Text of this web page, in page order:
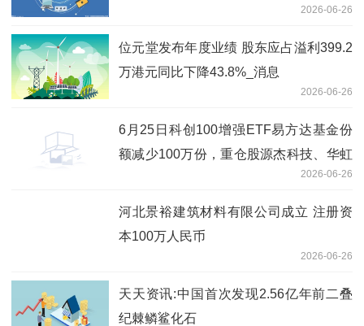
2026-06-26
位元堂发布年度业绩 股东应占溢利399.2
万港元同比下降43.8%_消息
2026-06-26
6月25日科创100增强ETF易方达基金份
额减少100万份，重仓股源杰科技、华虹
2026-06-26
河北景裕建筑材料有限公司成立 注册资
本100万人民币
2026-06-26
天天资讯:中国首次发现2.56亿年前二叠
纪棘鳞鲨化石